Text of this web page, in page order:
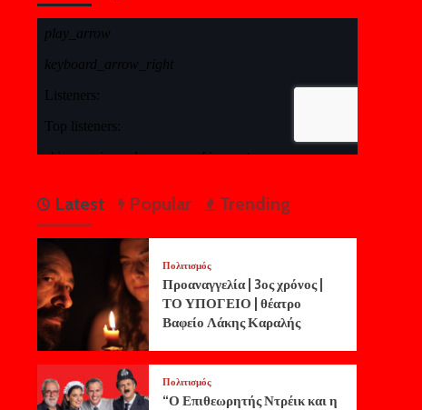
Latest Popular Trending
Πολιτισμός
Προαναγγελία | 3ος χρόνος |
ΤΟ ΥΠΟΓΕΙΟ | θέατρο
Βαφείο Λάκης Καραλής
Πολιτισμός
“Ο Επιθεωρητής Ντρέικ και η